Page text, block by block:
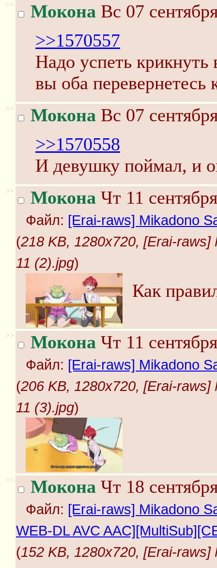
>> Мокона Вс 07
>>1570557
Надо успеть
вы оба перевернетесь
>> Мокона Вс 07
>>1570558
И девушку поймал, и
>> Мокона Чт 11
Файл: [Erai-raws] Mikadono
(218 KB, 1280x720, [Erai-
11 (2).jpg)
Как
>> Мокона Чт 11
Файл: [Erai-raws] Mikadono
(206 KB, 1280x720, [Erai-
11 (3).jpg)
>> Мокона Чт 18
Файл: [Erai-raws] Mikadono
WEB-DL AVC
(152 KB, 1280x720, [Erai-